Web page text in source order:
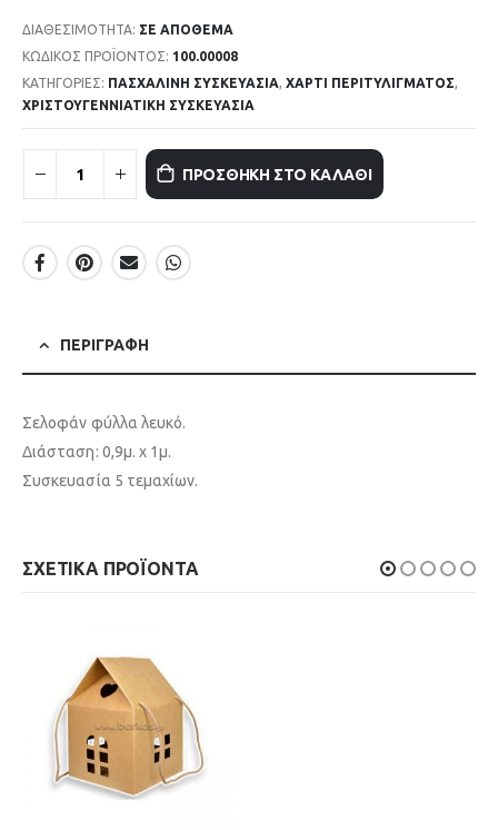
ΔΙΑΘΕΣΙΜΌΤΗΤΑ: ΣΕ ΑΠΌΘΕΜΑ
ΚΩΔΙΚΌΣ ΠΡΟΪΌΝΤΟΣ: 100.00008
ΚΑΤΗΓΟΡΊΕΣ: ΠΑΣΧΑΛΙΝΗ ΣΥΣΚΕΥΑΣΙΑ, ΧΑΡΤΙ ΠΕΡΙΤΥΛΙΓΜΑΤΟΣ,
ΧΡΙΣΤΟΥΓΕΝΝΙΑΤΙΚΗ ΣΥΣΚΕΥΑΣΙΑ
ΠΡΟΣΘΉΚΗ ΣΤΟ ΚΑΛΆΘΙ
ΠΕΡΙΓΡΑΦΉ
Σελοφάν φύλλα λευκό.
Διάσταση: 0,9μ. x 1μ.
Συσκευασία 5 τεμαχίων.
ΣΧΕΤΙΚΆ ΠΡΟΪΌΝΤΑ